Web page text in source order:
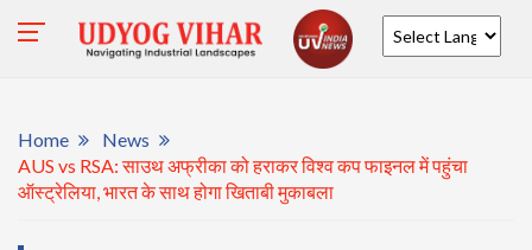
Home
News
AUS vs RSA: साउथ अफ्रीका को हराकर विश्व कप फाइनल में पहुंचा
ऑस्ट्रेलिया, भारत के साथ होगा खिताबी मुकाबला